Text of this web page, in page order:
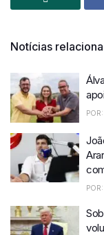
Notícias
POR:
POR: